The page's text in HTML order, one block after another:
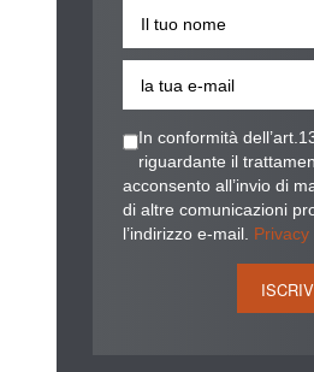
In conformità
riguardante il
acconsento all’invio di
di altre comunicazioni
l’indirizzo e-mail.